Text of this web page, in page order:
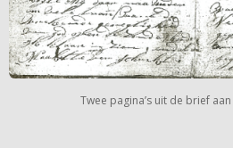
Twee pagina’s uit de brief